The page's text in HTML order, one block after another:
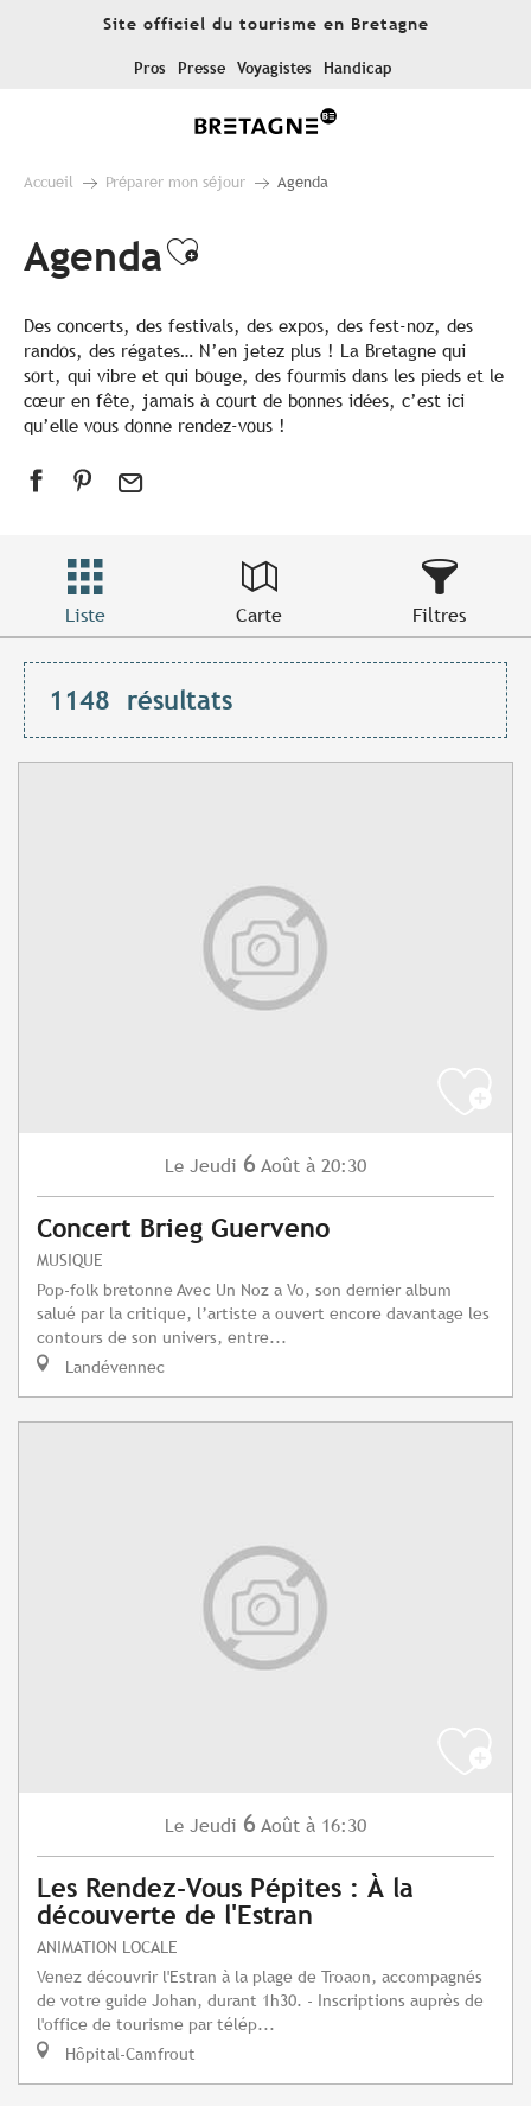
Site officiel du tourisme en Bretagne
Pros Presse Voyagistes Handicap
Accueil Préparer mon séjour Agenda
AgendaAjouter aux favoris
Des concerts, des festivals, des expos, des fest-noz, des
randos, des régates… N’en jetez plus ! La Bretagne qui
sort, qui vibre et qui bouge, des fourmis dans les pieds et le
cœur en fête, jamais à court de bonnes idées, c’est ici
qu’elle vous donne rendez-vous !
Liste Carte Filtres
1148 résultats
Le Jeudi 6 Août à 20:30
Concert Brieg Guerveno
MUSIQUE
Pop-folk bretonne Avec Un Noz a Vo, son dernier album
salué par la critique, l’artiste a ouvert encore davantage les
contours de son univers, entre...
Landévennec
Le Jeudi 6 Août à 16:30
Les Rendez-Vous Pépites : À la
découverte de l'Estran
ANIMATION LOCALE
Venez découvrir l'Estran à la plage de Troaon, accompagnés
de votre guide Johan, durant 1h30. - Inscriptions auprès de
l'office de tourisme par télép...
Hôpital-Camfrout